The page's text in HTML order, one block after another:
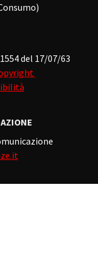
del 17/07/63